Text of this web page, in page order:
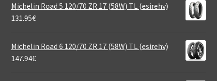
Michelin Road 5 120/70 ZR 17 (58W) TL (esirehv)
131.95€
Michelin Road 6 120/70 ZR 17 (58W) TL (esirehv)
147.94€